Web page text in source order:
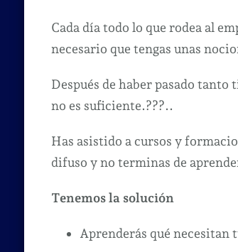
Cada día todo lo que rodea al
necesario que tengas unas
Después de haber pasado
no es suficiente.???..
Has asistido a cursos y
difuso y no terminas de
Tenemos la solución
Aprenderás qué necesitan